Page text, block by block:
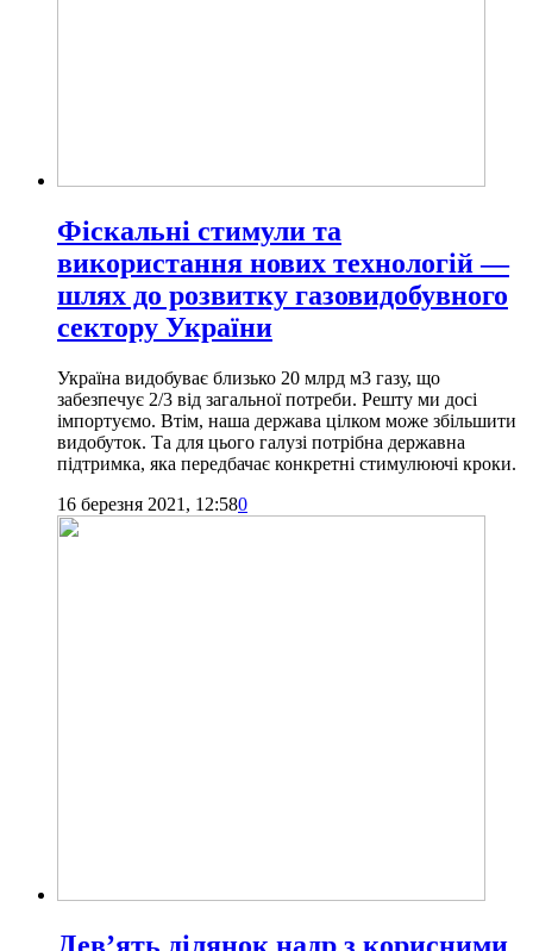
Фіскальні стимули та
використання нових технологій —
шлях до розвитку газовидобувного
сектору України
Україна видобуває близько 20 млрд м3 газу, що
забезпечує 2/3 від загальної потреби. Решту ми досі
імпортуємо. Втім, наша держава цілком може збільшити
видобуток. Та для цього галузі потрібна державна
підтримка, яка передбачає конкретні стимулюючі кроки.
16 березня 2021, 12:580